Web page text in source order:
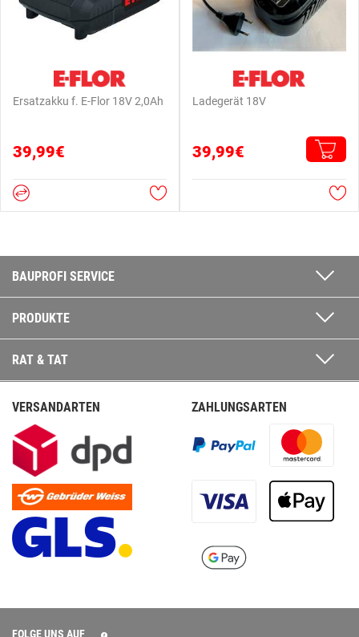
Ersatzakku f. E-Flor 18V 2,0Ah
39,99€
Ladegerät 18V
39,99€
BAUPROFI SERVICE
PRODUKTE
RAT & TAT
VERSANDARTEN ZAHLUNGSARTEN
FOLGE UNS AUF